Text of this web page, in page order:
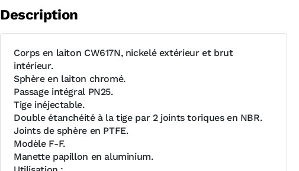
Description
Corps en laiton CW617N, nickelé extérieur et brut
intérieur.
Sphère en laiton chromé.
Passage intégral PN25.
Tige inéjectable.
Double étanchéité à la tige par 2 joints toriques en NBR.
Joints de sphère en PTFE.
Modèle F-F.
Manette papillon en aluminium.